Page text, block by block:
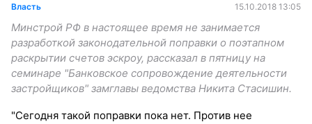
Власть 15.10.2018 13:05
Минстрой РФ в настоящее время не занимается
разработкой законодательной поправки о поэтапном
раскрытии счетов эскроу, рассказал в пятницу на
семинаре "Банковское сопровождение деятельности
застройщиков" замглавы ведомства Никита Стасишин.
"Сегодня такой поправки пока нет. Против нее